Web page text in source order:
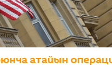
атайын